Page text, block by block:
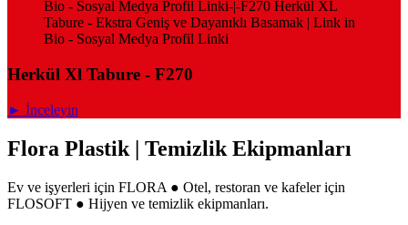
Bio - Sosyal Medya Profil Linki-|-F270 Herkül XL
Tabure - Ekstra Geniş ve Dayanıklı Basamak | Link in
Bio - Sosyal Medya Profil Linki
Herkül Xl Tabure - F270
► İnceleyin
Flora Plastik | Temizlik Ekipmanları
Ev ve işyerleri için FLORA ● Otel, restoran ve kafeler için
FLOSOFT ● Hijyen ve temizlik ekipmanları.